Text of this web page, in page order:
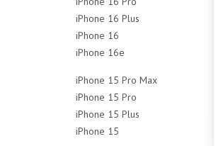
512Gb
1Tb
Чехлы
128Gb
256Gb
512Gb
Чехлы
iPhone 16 Plus
128Gb
256Gb
Чехлы
iPhone 16
128Gb
Чехлы
iPhone 16e
Чехлы
iPhone 15 Pro Max
256Gb
512Gb
1Tb
iPhone 15 Pro
128Gb
256Gb
iPhone 15 Plus
128Gb
iPhone 15